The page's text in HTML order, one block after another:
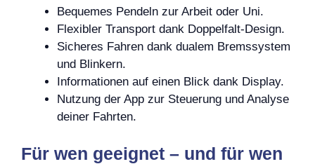
Bequemes Pendeln zur Arbeit oder Uni.
Flexibler Transport dank Doppelfalt-Design.
Sicheres Fahren dank dualem Bremssystem
und Blinkern.
Informationen auf einen Blick dank Display.
Nutzung der App zur Steuerung und Analyse
deiner Fahrten.
Für wen geeignet – und für wen